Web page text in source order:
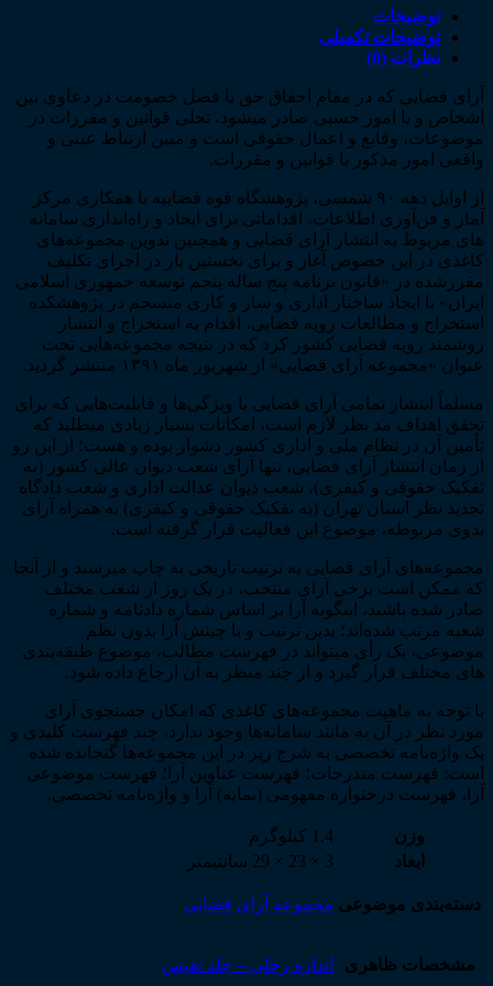
حقوقی
ـ
پاییز1394
توضیحات
توضیحات تکمیلی
نظرات (0)
آرای قضایی که در مقام احقاق حق یا فصل خصومت در دعاوی بین
اشخاص و یا امور حسبی صادر می­شود، تجلی قوانین و مقررات در
موضوعات، وقایع و اعمال حقوقی است و مبین ارتباط عینی و
واقعی امور مذکور با قوانین و مقررات.
از اوایل دهه ۹۰ شمسی، پژوهشگاه قوه قضاییه با همکاری مرکز
آمار و فن‌­آوری اطلاعات، اقداماتی برای ایجاد و راه‌­اندازی سامانه­‌
های مربوط به انتشار آرای قضایی و همچنین تدوین مجموعه‌­های
کاغذی در این خصوص آغاز و برای نخستین بار در اجرای تکلیف
مقررشده در «قانون برنامه پنج ساله پنجم توسعه جمهوری اسلامی
ایران» با ایجاد ساختار اداری و ساز و کاری منسجم در پژوهشکده
استخراج و مطالعات رویه قضایی، اقدام به استخراج و انتشار
روشمند رویه قضایی کشور کرد که در نتیجه مجموعه­‌هایی تحت
عنوان «مجموعه آرای قضایی» از شهریور ماه ۱۳۹۱ منتشر گردید.
مسلماً انتشار تمامی آرای قضایی با ویژگی­‌ها و قابلیت‌­هایی که برای
تحقق اهداف مد نظر لازم است، امکانات بسیار زیادی می­طلبد که
تأمین آن در نظام ملی و اداری کشور دشوار بوده و هست؛ از این رو
از زمان انتشار آرای قضایی، تنها آرای شعب دیوان عالی کشور (به
تفکیک حقوقی و کیفری)، شعب دیوان عدالت اداری و شعب دادگاه
تجدید نظر استان تهران (به تفکیک حقوقی و کیفری) به همراه آرای
بدوی مربوطه، موضوع این فعالیت قرار گرفته است.
مجموعه­‌های آرای قضایی به ترتیب تاریخی به چاپ می­رسند و از آن­جا
که ممکن است برخی آرای منتخب، در یک روز از شعب مختلف
صادر شده باشند، این­گونه آرا بر اساس شماره دادنامه و شماره
شعبه مرتب شده‌­اند؛ بدین ترتیب و با چینش آرا بدون نظم
موضوعی، یک رأی می­تواند در فهرست مطالب، موضوع طبقه­‌بندی­‌
های مختلف قرار گیرد و از چند منظر به آن ارجاع داده شود.
با توجه به ماهیت مجموعه­‌های کاغذی که امکان جستجوی آرای
مورد نظر در آن به مانند سامانه­‌ها وجود ندارد، چند فهرست کلیدی و
یک واژه‌­نامه تخصصی به شرح زیر در این مجموعه‌­ها گنجانده شده
است: فهرست مندرجات؛ فهرست عناوین آرا؛ فهرست موضوعی
آرا، فهرست درختواره مفهومی (نمایه) آرا و واژه‌­نامه تخصصی.
وزن
1.4 کیلوگرم
ابعاد
3 × 23 × 29 سانتیمتر
دسته‌بندی موضوعی مجموعه آرای قضایی
مشخصات ظاهری اندازه رحلی – جلد نفیس